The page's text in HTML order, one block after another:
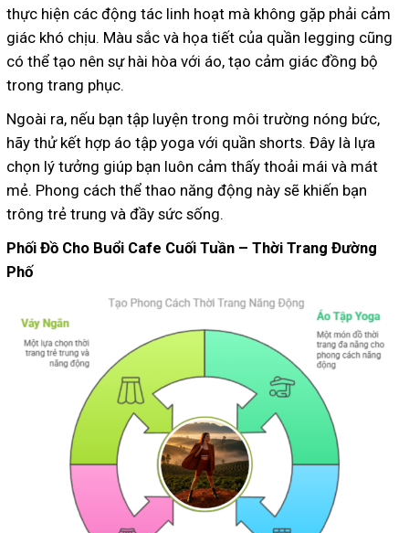
thực hiện các động tác linh hoạt mà không gặp phải cảm
giác khó chịu. Màu sắc và họa tiết của quần legging cũng
có thể tạo nên sự hài hòa với áo, tạo cảm giác đồng bộ
trong trang phục.
Ngoài ra, nếu bạn tập luyện trong môi trường nóng bức,
hãy thử kết hợp áo tập yoga với quần shorts. Đây là lựa
chọn lý tưởng giúp bạn luôn cảm thấy thoải mái và mát
mẻ. Phong cách thể thao năng động này sẽ khiến bạn
trông trẻ trung và đầy sức sống.
Phối Đồ Cho Buổi Cafe Cuối Tuần – Thời Trang Đường
Phố